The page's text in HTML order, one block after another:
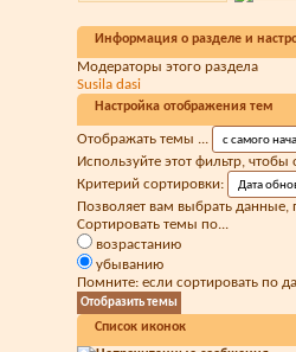
Информация о разделе и
Модераторы этого раздела
Susila dasi
Настройка отображения тем
Отображать темы ...
Используйте этот фильтр,
Критерий сортировки:
Позволяет вам выбрать данные,
Сортировать темы по...
возрастанию
убыванию
Помните: если сортировать по
Список иконок